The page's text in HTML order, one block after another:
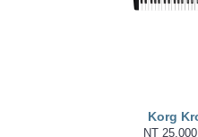
Korg
NT 25,000